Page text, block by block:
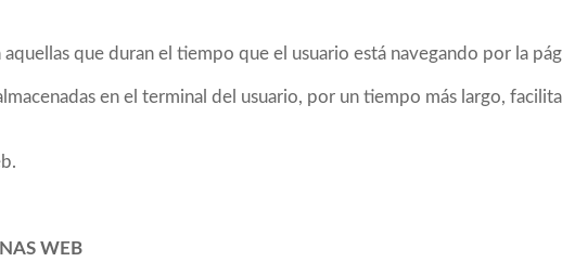
que duran el tiempo que el usuario está navegando por la
en el terminal del usuario, por un tiempo más largo,
WEB